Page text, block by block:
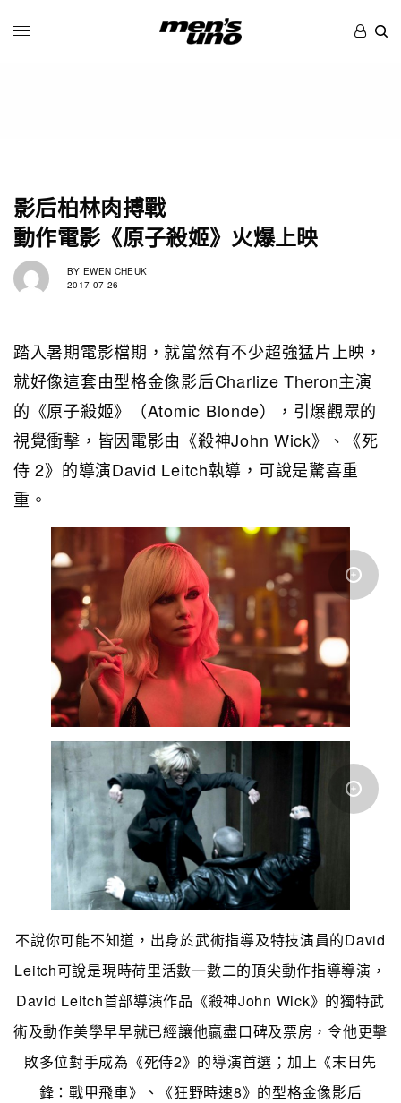
影后柏林肉搏戰
動作電影《原子殺姬》火爆上映
BY EWEN CHEUK
2017-07-26
踏入暑期電影檔期，就當然有不少超強猛片上映，
就好像這套由型格金像影后Charlize Theron主演
的《原子殺姬》（Atomic Blonde），引爆觀眾的
視覺衝擊，皆因電影由《殺神John Wick》、《死
侍 2》的導演David Leitch執導，可說是驚喜重
重。
不說你可能不知道，出身於武術指導及特技演員的David
Leitch可說是現時荷里活數一數二的頂尖動作指導導演，
David Leitch首部導演作品《殺神John Wick》的獨特武
術及動作美學早早就已經讓他贏盡口碑及票房，令他更擊
敗多位對手成為《死侍2》的導演首選；加上《末日先
鋒：戰甲飛車》、《狂野時速8》的型格金像影后